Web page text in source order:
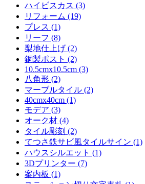
ハイビスカス (3)
リフォーム (19)
プレス (1)
リーフ (8)
梨地仕上げ (2)
銅製ポスト (2)
10.5cmx10.5cm (3)
八角形 (2)
マーブルタイル (2)
40cmx40cm (1)
モデア (3)
オーク材 (4)
タイル彫刻 (2)
てつさ鉄サビ風タイルサイン (1)
ハウスシルエット (1)
3Dプリンター (7)
案内板 (1)